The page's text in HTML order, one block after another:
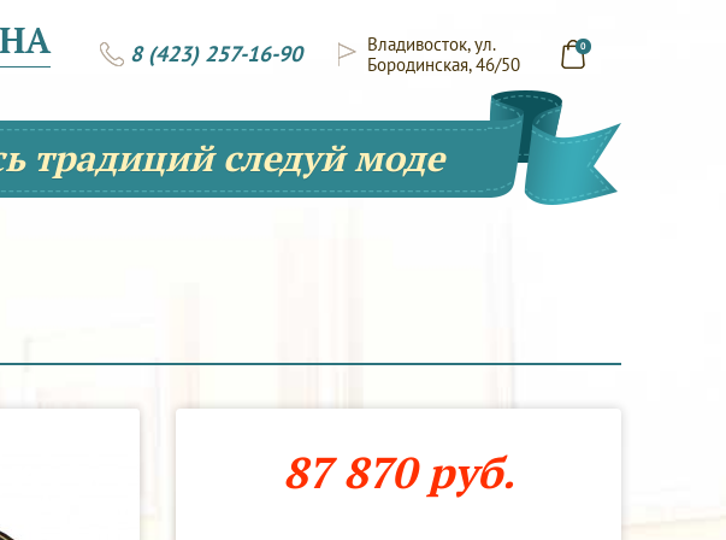
0
Владивосток, ул.
Бородинская, 46/50
8 (423) 257-16-90
традиций следуй моде
87 870 руб.